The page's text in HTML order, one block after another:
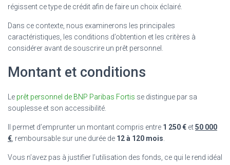
régissent ce type de crédit afin de faire un choix éclairé.
Dans ce contexte, nous examinerons les principales
caractéristiques, les conditions d’obtention et les critères à
considérer avant de souscrire un prêt personnel.
Montant et conditions
Le prêt personnel de BNP Paribas Fortis se distingue par sa
souplesse et son accessibilité.
Il permet d’emprunter un montant compris entre 1 250 € et50 000
€ , remboursable sur une durée de 12 à 120 mois
Vous n’avez pas à justifier l’utilisation des fonds, ce qui le rend idéal